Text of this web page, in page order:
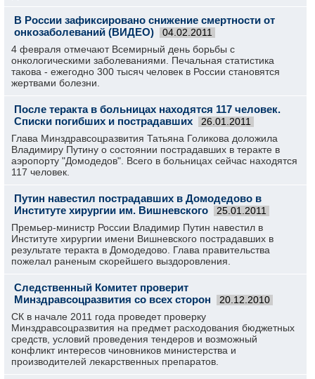
В России зафиксировано снижение смертности от
онкозаболеваний (ВИДЕО)
04.02.2011
4 февраля отмечают Всемирный день борьбы с
онкологическими заболеваниями. Печальная статистика
такова - ежегодно 300 тысяч человек в России становятся
жертвами болезни.
После теракта в больницах находятся 117 человек.
Списки погибших и пострадавших
26.01.2011
Глава Минздравсоцразвития Татьяна Голикова доложила
Владимиру Путину о состоянии пострадавших в теракте в
аэропорту "Домодедов". Всего в больницах сейчас находятся
117 человек.
Путин навестил пострадавших в Домодедово в
Институте хирургии им. Вишневского
25.01.2011
Премьер-министр России Владимир Путин навестил в
Институте хирургии имени Вишневского пострадавших в
результате теракта в Домодедово. Глава правительства
пожелал раненым скорейшего выздоровления.
Следственный Комитет проверит
Минздравсоцразвития со всех сторон
20.12.2010
СК в начале 2011 года проведет проверку
Минздравсоцразвития на предмет расходования бюджетных
средств, условий проведения тендеров и возможный
конфликт интересов чиновников министерства и
производителей лекарственных препаратов.